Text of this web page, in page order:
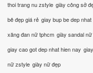
thoi trang nu zstyle giày công sở
bê đẹp giá rẻ giay bup be dep nhat
xăng đan nữ tphcm giày sandal
giay cao got dep nhat hien nay
nữ zstyle giày nữ đẹp